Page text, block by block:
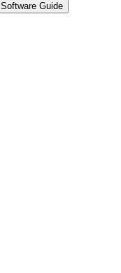
Software Guide